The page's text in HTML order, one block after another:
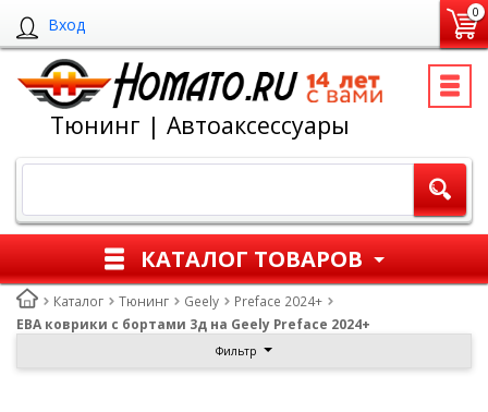
Вход
0
Тюнинг | Автоаксессуары
КАТАЛОГ ТОВАРОВ
Каталог Тюнинг Geely
Preface 2024+
ЕВА коврики с бортами 3д на Geely Preface 2024+
Фильтр